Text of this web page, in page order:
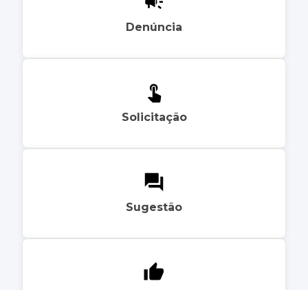
Denúncia
Solicitação
Sugestão